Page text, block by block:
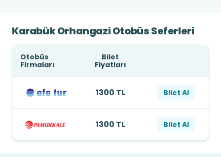
Karabük Orhangazi Otobüs Seferleri
Otobüs
Firmaları
Bilet
Fiyatları
1300 TL Bilet Al
1300 TL Bilet Al